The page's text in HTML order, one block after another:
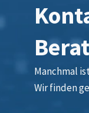
Manchmal
Wir finden